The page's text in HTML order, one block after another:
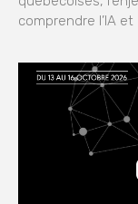
comprendre l’IA et